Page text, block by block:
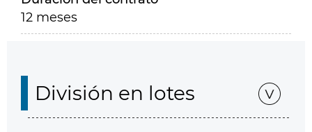
12 meses
División en lotes